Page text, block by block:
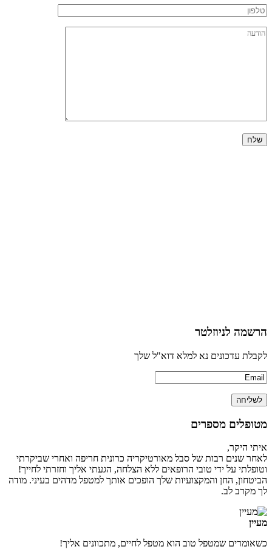
הרשמה לניוזלטר
לקבלת עדכונים נא למלא דוא"ל שלך
מטופלים מספרים
איתי היקר,
לאחר שנים רבות של סבל מאורטיקריה כרונית חריפה ואחרי שביקרתי
וטופלתי על ידי טובי הרופאים ללא הצלחה, הגעתי אליך וחזרתי לחייך!
הביטחון, החן והמקצועיות שלך הופכים אותך למטפל מדהים בעיני. מודה
לך מקרב לב.
מעיין
כשאומרים שמטפל טוב הוא מטפל לחיים, מתכוונים אליך!